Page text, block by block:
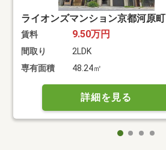
ライオンズマンション京都河原町
賃料 9.50万円
間取り
2LDK
専有面積
48.24㎡
詳細を見る